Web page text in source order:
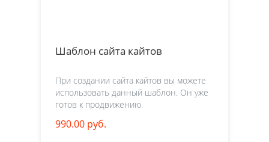
Шаблон сайта кайтов
При создании сайта кайтов вы можете
использовать данный шаблон. Он уже
готов к продвижению.
990.00 руб.